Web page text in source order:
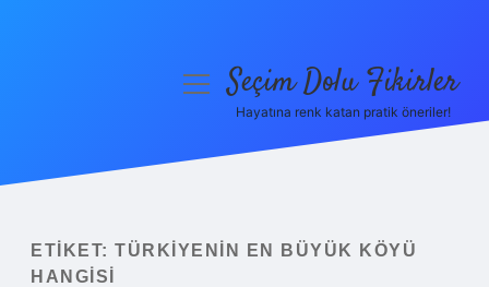
Yasal Uyarı
menüyüSeçim Dolu Fikirler
Hayatına renk katan pratik öneriler!
ETIKET: TÜRKIYENIN EN BÜYÜK KÖYÜ
HANGISI